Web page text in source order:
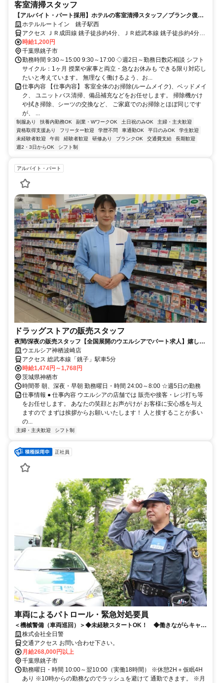
客室清掃スタッフ
【アルバイト・パート採用】ホテルの客室清掃スタッフ／ブランク復
帰・未経験歓迎！主婦(夫)さん活躍中
ホテルルートイン 銚子駅西
アクセス ＪＲ成田線 銚子徒歩約4分、ＪＲ総武本線 銚子徒歩約4分、
銚子電気鉄道 銚子徒歩約4分
時給1,200円
千葉県銚子市
勤務時間 9:30～15:00 9:30～17:00 ◇週2日～勤務日数応相談 シフト
サイクル：1ヶ月 授業や家事と両立・急なお休みも できる限り対応し
たいと考えています。 無理なく働けるよう、お...
仕事内容 【仕事内容】 客室全体のお掃除(ルームメイク)、ベッドメイ
ク、 ユニットバス清掃、備品補充などをお任せします。 掃除機かけ
や拭き掃除、シーツの交換など、 ご家庭でのお掃除とほぼ同じです
が、 ...
制服あり 扶養内勤務OK 副業・WワークOK 土日祝のみOK
主婦・主夫歓迎
資格取得支援あり
フリーター歓迎 学歴不問 車通勤OK 平日のみOK
学生歓迎
未経験者歓迎
午前 経験者歓迎 研修あり ブランクOK 交通費支給
長期歓迎
週2・3日からOK
シフト制
アルバイト・パート
ドラッグストアの販売スタッフ
夜間/深夜の販売スタッフ【全国展開のウエルシアでパート求人】嬉しい
時間帯加給/深夜割増あり☆
ウエルシア神栖波崎店
アクセス 総武本線「銚子」駅車5分
時給1,474円～1,768円
茨城県神栖市
時間帯 朝、深夜・早朝 勤務曜日・時間 24:00～8:00 ☆週5日の勤務
仕事情報 ● 仕事内容 ウエルシアの店舗では 販売や接客・レジ打ち等
をお任せします。 あなたの笑顔とお声がけが お客様に安心感を与え
ますので まずは挨拶からお願いいたします！ 人と接することが多い
の...
主婦・主夫歓迎 シフト制
正社員
車両によるパトロール・緊急対処要員
＜機械警備（車両巡回）＞◆未経験スタートOK！ ◆働きながらキャリ
アアップ可能！
株式会社全日警
交通アクセス お問い合わせ下さい。
月給268,000円以上
千葉県銚子市
勤務曜日・時間 10:00～翌10:00（実働18時間） ※休憩2H＋仮眠4H
あり ※10時からの勤務なのでラッシュを避けて 通勤できます。 ※月